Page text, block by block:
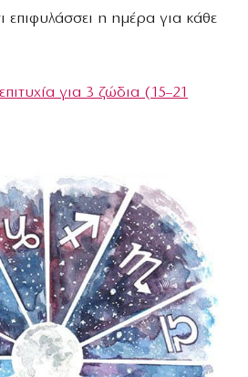
επιφυλάσσει η ημέρα για κάθε
για 3 ζώδια (15–21